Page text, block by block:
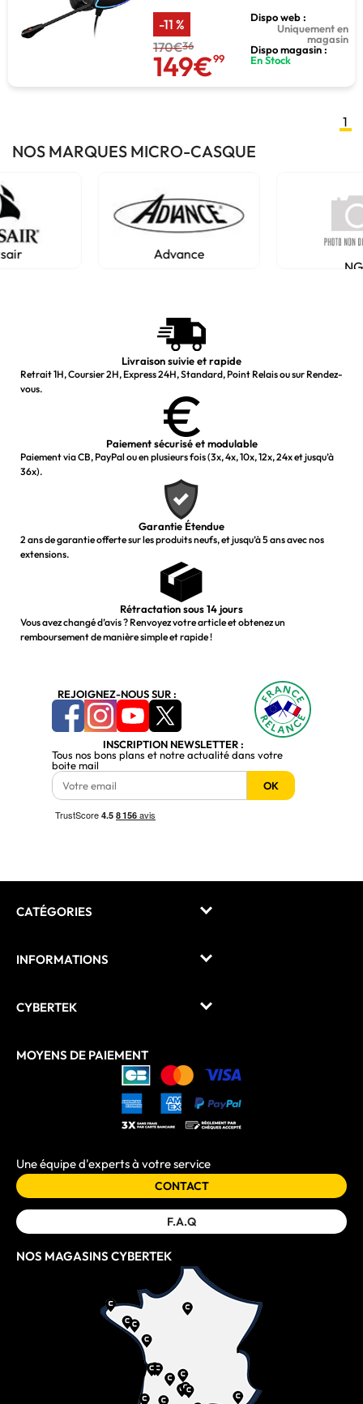
-11 %
170€36
149€99
Dispo web :
Uniquement en
magasin
Dispo magasin :
En Stock
1
NOS MARQUES MICRO-CASQUE
Livraison suivie et rapide
Retrait 1H, Coursier 2H, Express 24H, Standard, Point Relais ou sur Rendez-
vous.
Paiement sécurisé et modulable
Paiement via CB, PayPal ou en plusieurs fois (3x, 4x, 10x, 12x, 24x et jusqu’à
36x).
Garantie Étendue
2 ans de garantie offerte sur les produits neufs, et jusqu’à 5 ans avec nos
extensions.
Rétractation sous 14 jours
Vous avez changé d’avis ? Renvoyez votre article et obtenez un
remboursement de manière simple et rapide !
REJOIGNEZ-NOUS SUR :
INSCRIPTION NEWSLETTER :
Tous nos bons plans et notre actualité dans votre
boite mail
OK
CATÉGORIES
INFORMATIONS
CYBERTEK
MOYENS DE PAIEMENT
Une équipe d'experts à votre service
CONTACT
F.A.Q
NOS MAGASINS CYBERTEK